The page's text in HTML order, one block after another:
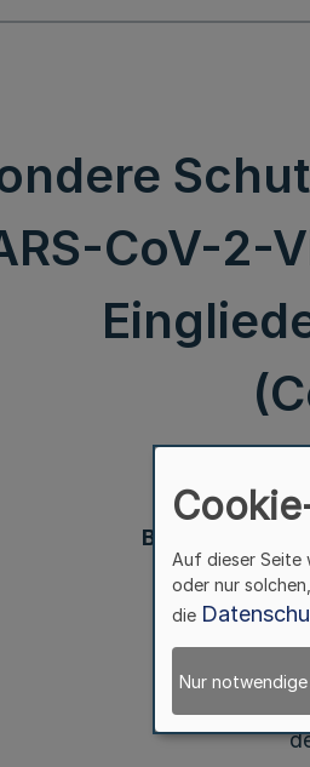
CoV-2-
Besondere
Auf dieser Seite
oder nur
die
Nur